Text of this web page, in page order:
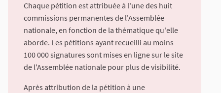
Chaque pétition est attribuée à l'une des huit
commissions permanentes de l'Assemblée
nationale, en fonction de la thématique qu'elle
aborde. Les pétitions ayant recueilli au moins
100 000 signatures sont mises en ligne sur le site
de l'Assemblée nationale pour plus de visibilité.
Après attribution de la pétition à une